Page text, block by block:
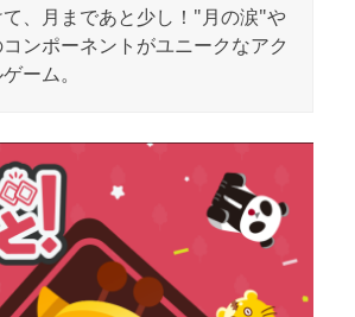
、月まであと少し！"月の涙"や
ンポーネントがユニークなアク
ーム。